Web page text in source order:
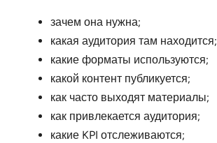
зачем она нужна;
какая аудитория там находится;
какие форматы используются;
какой контент публикуется;
как часто выходят материалы;
как привлекается аудитория;
какие KPI отслеживаются;